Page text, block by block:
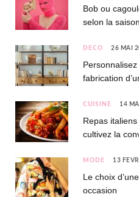
Bob ou
selon la
DÉCO 26 MAI
fabrication
CUISINE 14
Repas
cultivez la
MODE 13
Le choix
occasion